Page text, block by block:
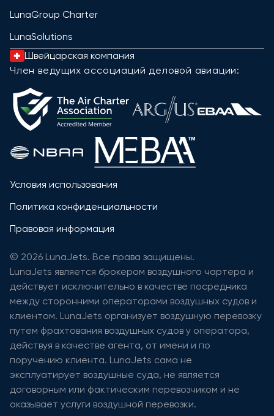
LunaGroup Charter
LunaSolutions
Швейцарская компания
Член ведущих ассоциаций деловой авиации:
Условия использования
Политика конфиденциальности
Правовая информация
© 2026 LunaJets. Все права защищены.
LunaJets является брокером воздушного чартера и
действует исключительно в качестве посредника
между сторонними операторами воздушных судов и
клиентом. LunaJets организует воздушную перевозку
путем фрахтования воздушных судов у оператора,
действуя в качестве агента, от имени и по
поручению клиента. LunaJets сама не
эксплуатирует воздушные суда, не является
договорным или фактическим перевозчиком и не
оказывает услуги воздушной перевозки.